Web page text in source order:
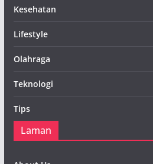
Kesehatan
Lifestyle
Olahraga
Teknologi
Tips
Laman